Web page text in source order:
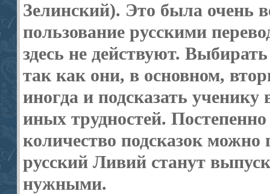
Зелинский). Это была очень
пользование русскими
здесь не действуют.
так как они, в основном,
иногда и подсказать
иных трудностей.
количество подсказок
русский Ливий станут
нужными.